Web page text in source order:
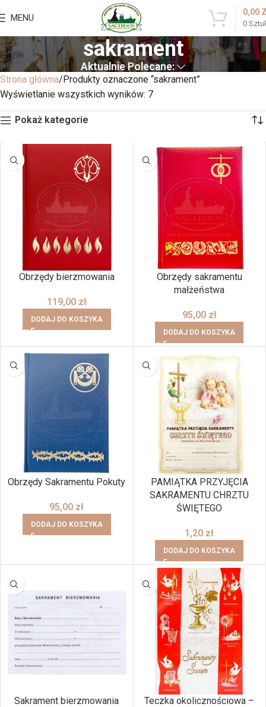
MENU
0
0,00
sakrament
Aktualnie Polecane:
Strona główna Produkty oznaczone “sakrament”
Wyświetlanie wszystkich wyników: 7
Pokaż kategorie
Obrzędy bierzmowania
119,00 zł
DODAJ DO KOSZYKA
Obrzędy sakramentu
małżeństwa
95,00 zł
DODAJ DO KOSZYKA
Obrzędy Sakramentu Pokuty
95,00 zł
DODAJ DO KOSZYKA
PAMIĄTKA PRZYJĘCIA
SAKRAMENTU CHRZTU
ŚWIĘTEGO
1,20 zł
DODAJ DO KOSZYKA
Sakrament bierzmowania
Teczka okolicznościowa –